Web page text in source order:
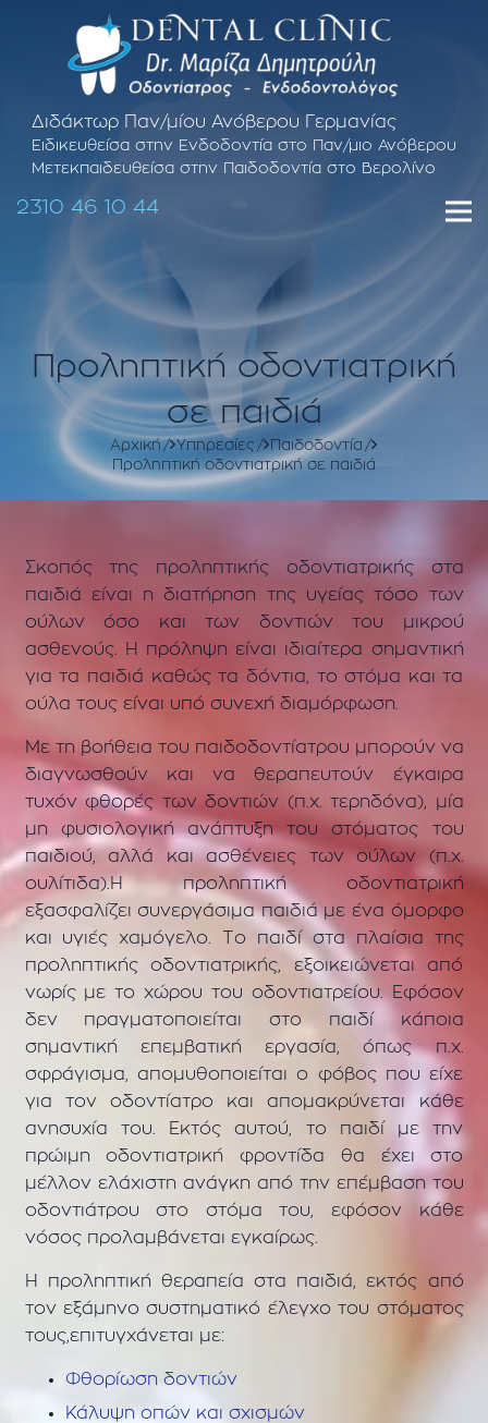
Διδάκτωρ Παν/μίου Ανόβερου Γερμανίας
Ειδικευθείσα στην Ενδοδοντία στο Παν/μιο Ανόβερου
Μετεκπαιδευθείσα στην Παιδοδοντία στο Βερολίνο
2310 46 10 44
Προληπτική οδοντιατρική
σε παιδιά
Αρχική Υπηρεσίες
Παιδοδοντία
Προληπτική οδοντιατρική σε παιδιά
Σκοπός της προληπτικής οδοντιατρικής στα
παιδιά είναι η διατήρηση της υγείας τόσο των
ούλων όσο και των δοντιών του μικρού
ασθενούς. Η πρόληψη είναι ιδιαίτερα σημαντική
για τα παιδιά καθώς τα δόντια, το στόμα και τα
ούλα τους είναι υπό συνεχή διαμόρφωση.
Με τη βοήθεια του παιδοδοντίατρου μπορούν να
διαγνωσθούν και να θεραπευτούν έγκαιρα
τυχόν φθορές των δοντιών (π.χ. τερηδόνα), μία
μη φυσιολογική ανάπτυξη του στόματος του
παιδιού, αλλά και ασθένειες των ούλων (π.χ.
ουλίτιδα).Η προληπτική οδοντιατρική
εξασφαλίζει συνεργάσιμα παιδιά με ένα όμορφο
και υγιές χαμόγελο. Το παιδί στα πλαίσια της
προληπτικής οδοντιατρικής, εξοικειώνεται από
νωρίς με το χώρου του οδοντιατρείου. Εφόσον
δεν πραγματοποιείται στο παιδί κάποια
σημαντική επεμβατική εργασία, όπως π.χ.
σφράγισμα, απομυθοποιείται ο φόβος που είχε
για τον οδοντίατρο και απομακρύνεται κάθε
ανησυχία του. Εκτός αυτού, το παιδί με την
πρώιμη οδοντιατρική φροντίδα θα έχει στο
μέλλον ελάχιστη ανάγκη από την επέμβαση του
οδοντιάτρου στο στόμα του, εφόσον κάθε
νόσος προλαμβάνεται εγκαίρως.
Η προληπτική θεραπεία στα παιδιά, εκτός από
τον εξάμηνο συστηματικό έλεγχο του στόματος
τους,επιτυγχάνεται με:
Φθορίωση δοντιών
Κάλυψη οπών και σχισμών